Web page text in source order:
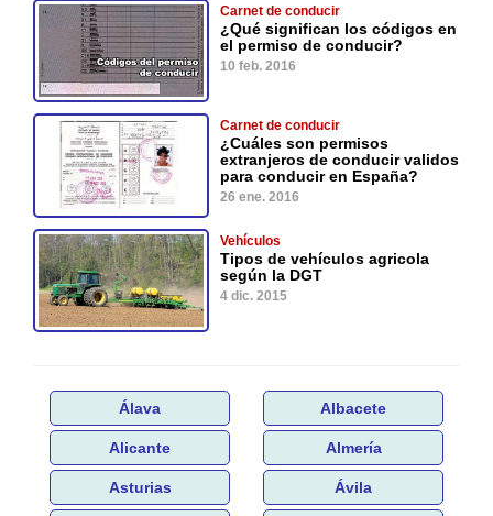
Carnet de conducir
¿Qué significan los códigos en
el permiso de conducir?
10 feb. 2016
Carnet de conducir
¿Cuáles son permisos
extranjeros de conducir validos
para conducir en España?
26 ene. 2016
Vehículos
Tipos de vehículos agricola
según la DGT
4 dic. 2015
Álava Albacete
Alicante Almería
Asturias Ávila